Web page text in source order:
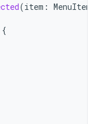
(item : MenuItem
{